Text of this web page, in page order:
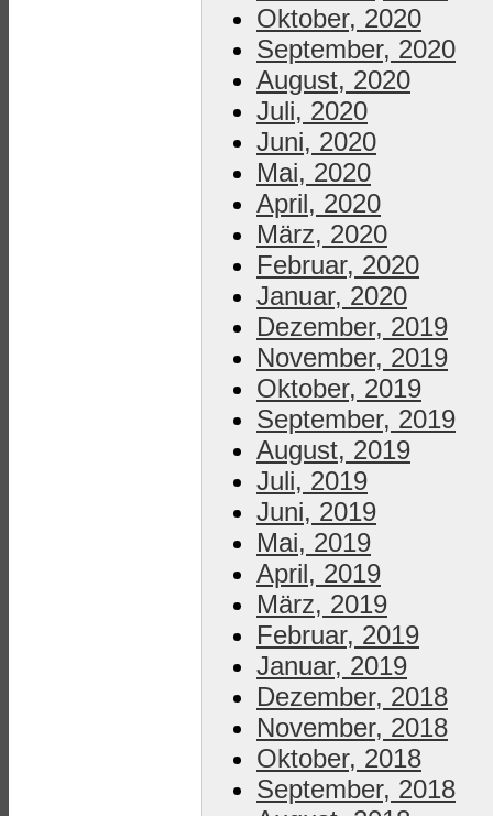
Oktober, 2020
September, 2020
August, 2020
Juli, 2020
Juni, 2020
Mai, 2020
April, 2020
März, 2020
Februar, 2020
Januar, 2020
Dezember, 2019
November, 2019
Oktober, 2019
September, 2019
August, 2019
Juli, 2019
Juni, 2019
Mai, 2019
April, 2019
März, 2019
Februar, 2019
Januar, 2019
Dezember, 2018
November, 2018
Oktober, 2018
September, 2018